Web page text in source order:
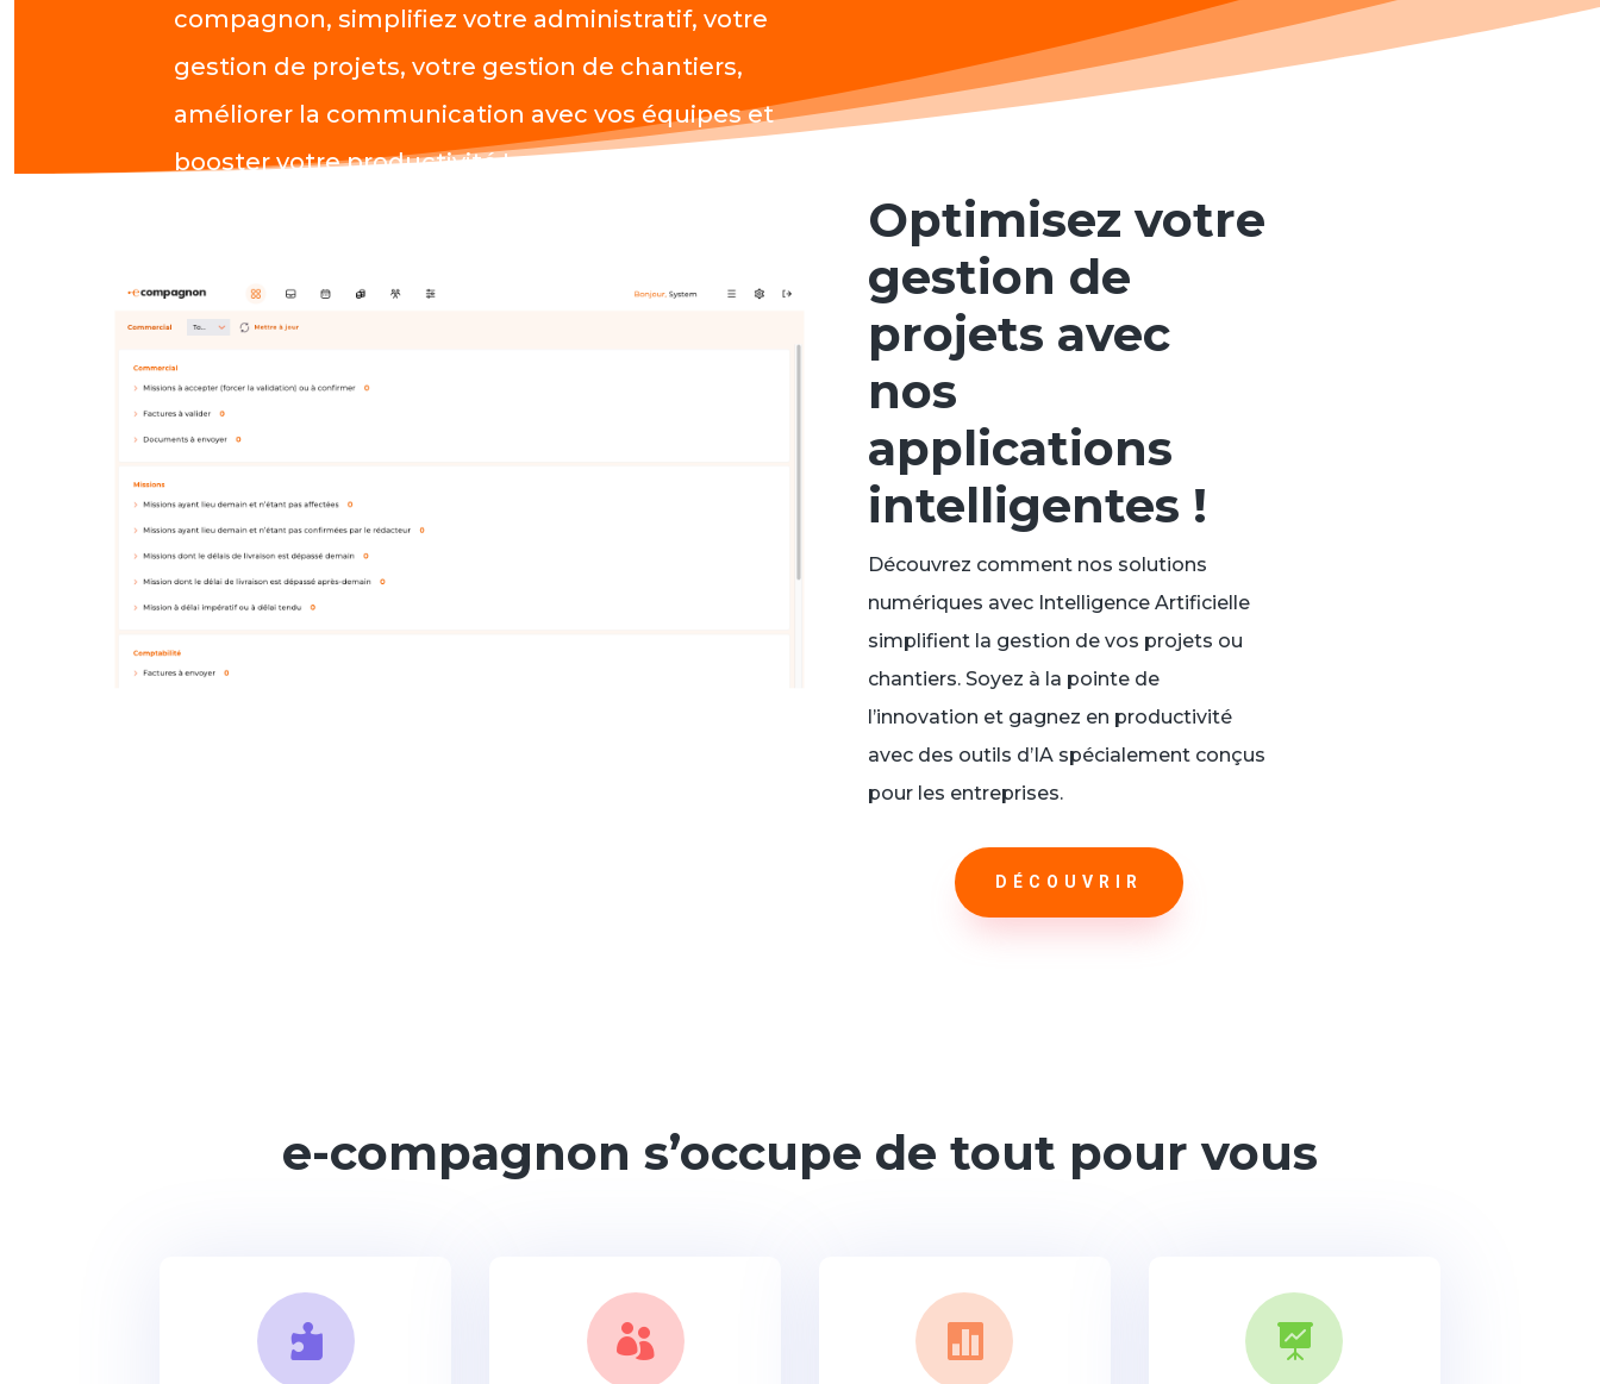
compagnon, simplifiez votre administratif, votre
gestion de projets, votre gestion de chantiers,
améliorer la communication avec vos équipes et
booster votre productivité !
Optimisez votre
gestion de
projets avec
nos
applications
intelligentes !
Découvrez comment nos solutions
numériques avec Intelligence Artificielle
simplifient la gestion de vos projets ou
chantiers. Soyez à la pointe de
l’innovation et gagnez en productivité
avec des outils d’IA spécialement conçus
pour les entreprises.
DÉCOUVRIR
e-compagnon s’occupe de tout pour vous
   